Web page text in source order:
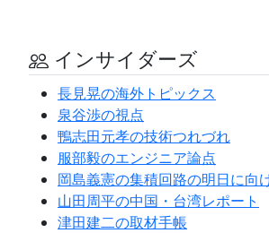
インサイダーズ
長見晃の海外トピックス
泉谷渉の視点
鴨志田元孝の技術つれづれ
服部毅のエンジニア論点
岡島義憲の集積回路の明日に向
山田周平の中国・台湾レポート
津田建二の取材手帳